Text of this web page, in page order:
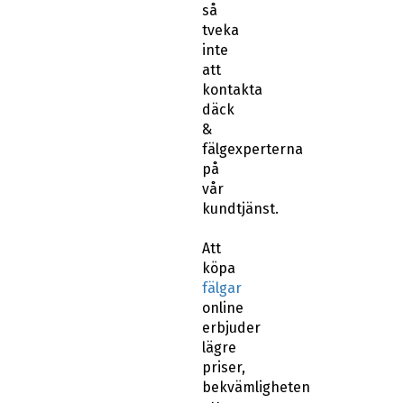
så
tveka
inte
att
kontakta
däck
&
fälgexperterna
på
vår
kundtjänst.
Att
köpa
fälgar
online
erbjuder
lägre
priser,
bekvämligheten